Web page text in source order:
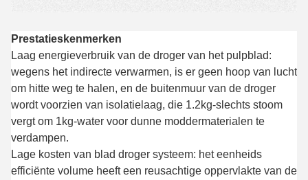
Prestatieskenmerken
Laag energieverbruik van de droger van het pulpblad:
wegens het indirecte verwarmen, is er geen hoop van lucht
om hitte weg te halen, en de buitenmuur van de droger
wordt voorzien van isolatielaag, die 1.2kg-slechts stoom
vergt om 1kg-water voor dunne moddermaterialen te
verdampen.
Lage kosten van blad droger systeem: het eenheids
efficiënte volume heeft een reusachtige oppervlakte van de